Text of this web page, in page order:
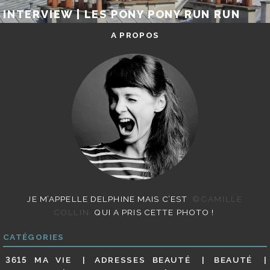
INTERVIEW | LES PONY PONY RUN RUN
A PROPOS
JE M’APPELLE DELPHINE MAIS C’EST
©CAMILLE
COLLIN
QUI A PRIS CETTE PHOTO !
CATÉGORIES
3615 MA VIE ADRESSES BEAUTÉ
BEAUTÉ